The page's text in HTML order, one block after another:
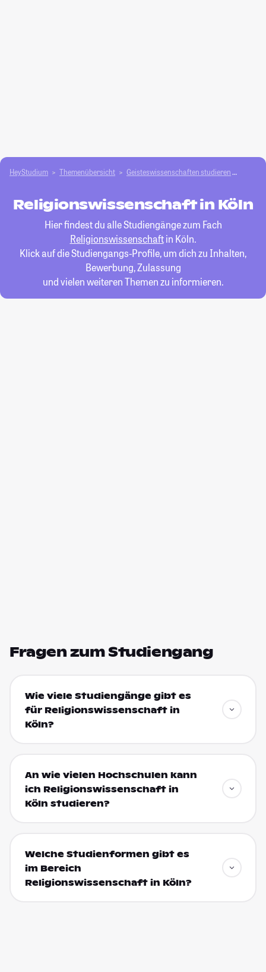
HeyStudium Themenübersicht Geisteswissenschaften studieren
Religionswissenschaft in Köln
Hier findest du alle Studiengänge zum Fach
Religionswissenschaftin Köln.
Klick auf die Studiengangs-Profile, um dich zu Inhalten,
Bewerbung, Zulassung
und vielen weiteren Themen zu informieren.
Fragen zum Studiengang
Wie viele Studiengänge gibt es
für Religionswissenschaft in
Köln?
An wie vielen Hochschulen kann
ich Religionswissenschaft in
Köln studieren?
Welche Studienformen gibt es
im Bereich
Religionswissenschaft in Köln?